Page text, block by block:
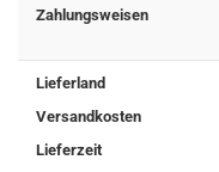
Zahlungsweisen
Lieferland
Versandkosten
Lieferzeit